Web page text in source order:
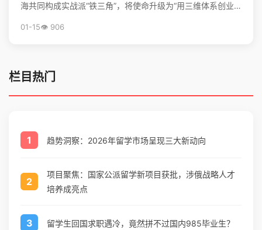
海共同构成实战派“铁三角”，将使命升级为“用三维体系创业
01-15👁️ 906
栏目热门
1 趋势洞察：2026年留学市场呈现三大新动向
2
项目聚焦：国家公派留学新项目获批，涉俄战略人才
培养成亮点
3 留学生回国求职遇冷，竟然拼不过国内985毕业生？